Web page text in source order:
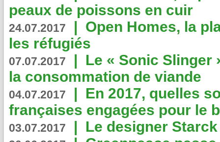
peaux de poissons en cuir
24.07.2017 | Open Homes, la
les réfugiés
07.07.2017 | Le « Sonic Slinger
la consommation de viande
04.07.2017 | En 2017, quelles
françaises engagées pour le
03.07.2017 | Le designer